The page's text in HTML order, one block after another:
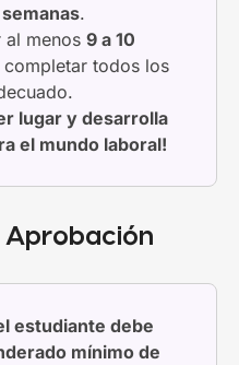
.
al menos 9 a 10
completar todos los
lugar y desarrolla
el mundo laboral!
Aprobación
estudiante debe
mínimo de